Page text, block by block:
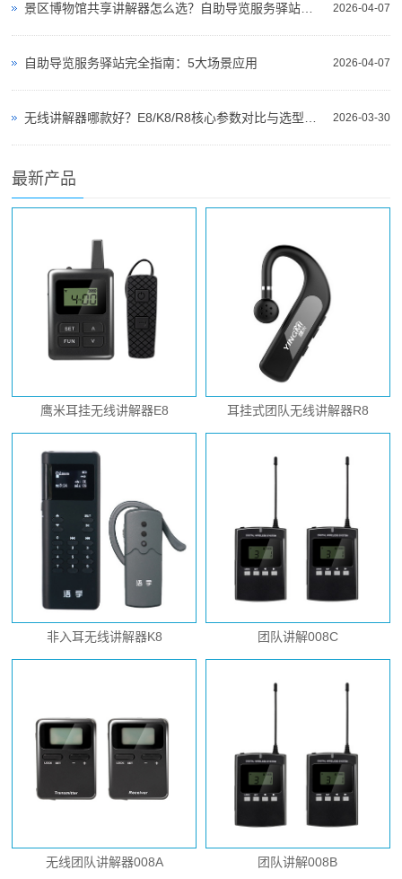
2026-04-07
2026-04-07
自助导览服务驿站完全指南：5大场景应用
2026-03-30
最新产品
鹰米耳挂无线讲解器E8 耳挂式团队无线讲解器R8
非入耳无线讲解器K8 团队讲解008C
无线团队讲解器008A 团队讲解008B